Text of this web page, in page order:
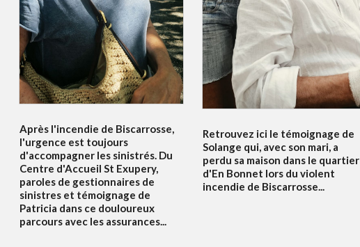
Après l'incendie de Biscarrosse,
l'urgence est toujours
d'accompagner les sinistrés. Du
Centre d'Accueil St Exupery,
paroles de gestionnaires de
sinistres et témoignage de
Patricia dans ce douloureux
parcours avec les assurances...
Retrouvez ici le témoignage de
Solange qui, avec son mari, a
perdu sa maison dans le quartier
d'En Bonnet lors du violent
incendie de Biscarrosse...